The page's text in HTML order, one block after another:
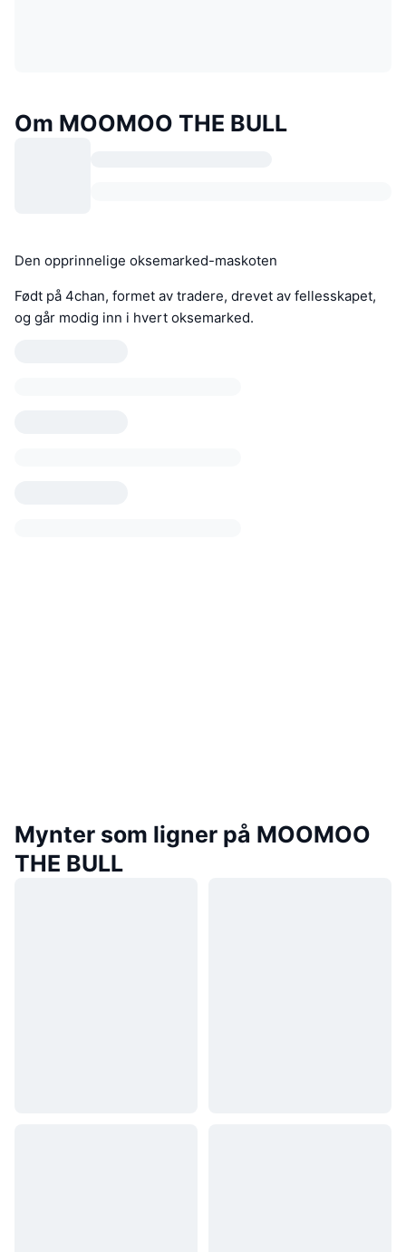
Om MOOMOO THE BULL
Den opprinnelige oksemarked-maskoten
Født på 4chan, formet av tradere, drevet av fellesskapet,
og går modig inn i hvert oksemarked.
Mynter som ligner på MOOMOO
THE BULL